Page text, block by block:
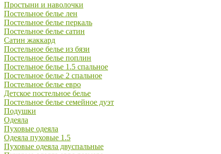
Простыни и наволочки
Постельное белье лен
Постельное белье перкаль
Постельное белье сатин
Сатин жаккард
Постельное белье из бязи
Постельное белье поплин
Постельное белье 1.5 спальное
Постельное белье 2 спальное
Постельное белье евро
Детское постельное белье
Постельное белье семейное дуэт
Подушки
Одеяла
Пуховые одеяла
Одеяла пуховые 1.5
Пуховые одеяла двуспальные